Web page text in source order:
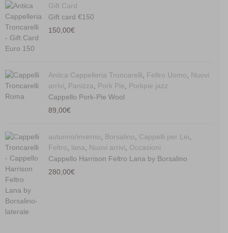
Gift Card
Gift card €150
150,00€
Antica Cappelleria Troncarelli, Feltro Uomo, Nuovi
arrivi, Panizza, Pork Pie, Porkpie jazz
Cappello Pork-Pie Wool
89,00€
autunno/inverno, Borsalino, Cappelli per Lei,
Feltro, lana, Nuovi arrivi, Occasioni
Cappello Harrison Feltro Lana by Borsalino
280,00€